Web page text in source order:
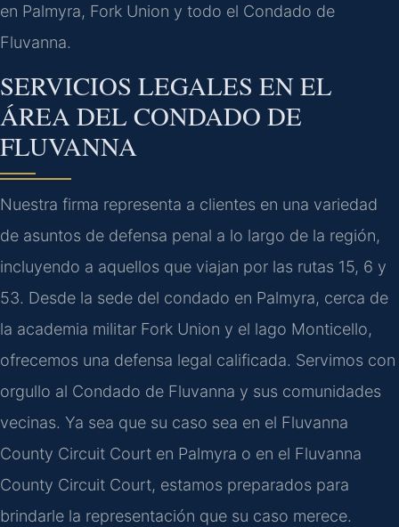
en Palmyra, Fork Union y todo el Condado de
Fluvanna.
SERVICIOS LEGALES EN EL
ÁREA DEL CONDADO DE
FLUVANNA
Nuestra firma representa a clientes en una variedad
de asuntos de defensa penal a lo largo de la región,
incluyendo a aquellos que viajan por las rutas 15, 6 y
53. Desde la sede del condado en Palmyra, cerca de
la academia militar Fork Union y el lago Monticello,
ofrecemos una defensa legal calificada. Servimos con
orgullo al Condado de Fluvanna y sus comunidades
vecinas. Ya sea que su caso sea en el Fluvanna
County Circuit Court en Palmyra o en el Fluvanna
County Circuit Court, estamos preparados para
brindarle la representación que su caso merece.